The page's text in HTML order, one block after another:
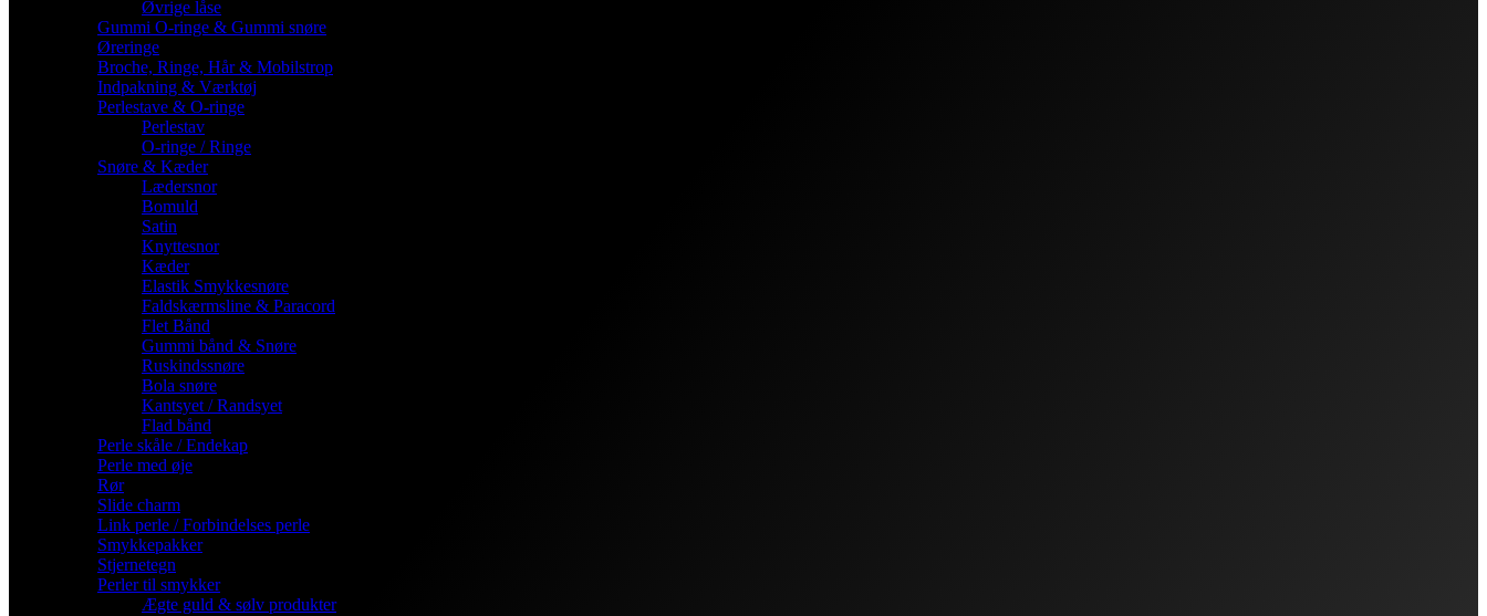
Øvrige låse
Gummi O-ringe & Gummi snøre
Øreringe
Broche, Ringe, Hår & Mobilstrop
Indpakning & Værktøj
Perlestave & O-ringe
Perlestav
O-ringe / Ringe
Snøre & Kæder
Lædersnor
Bomuld
Satin
Knyttesnor
Kæder
Elastik Smykkesnøre
Faldskærmsline & Paracord
Flet Bånd
Gummi bånd & Snøre
Ruskindssnøre
Bola snøre
Kantsyet / Randsyet
Flad bånd
Perle skåle / Endekap
Perle med øje
Rør
Slide charm
Link perle / Forbindelses perle
Smykkepakker
Stjernetegn
Perler til smykker
Ægte guld & sølv produkter